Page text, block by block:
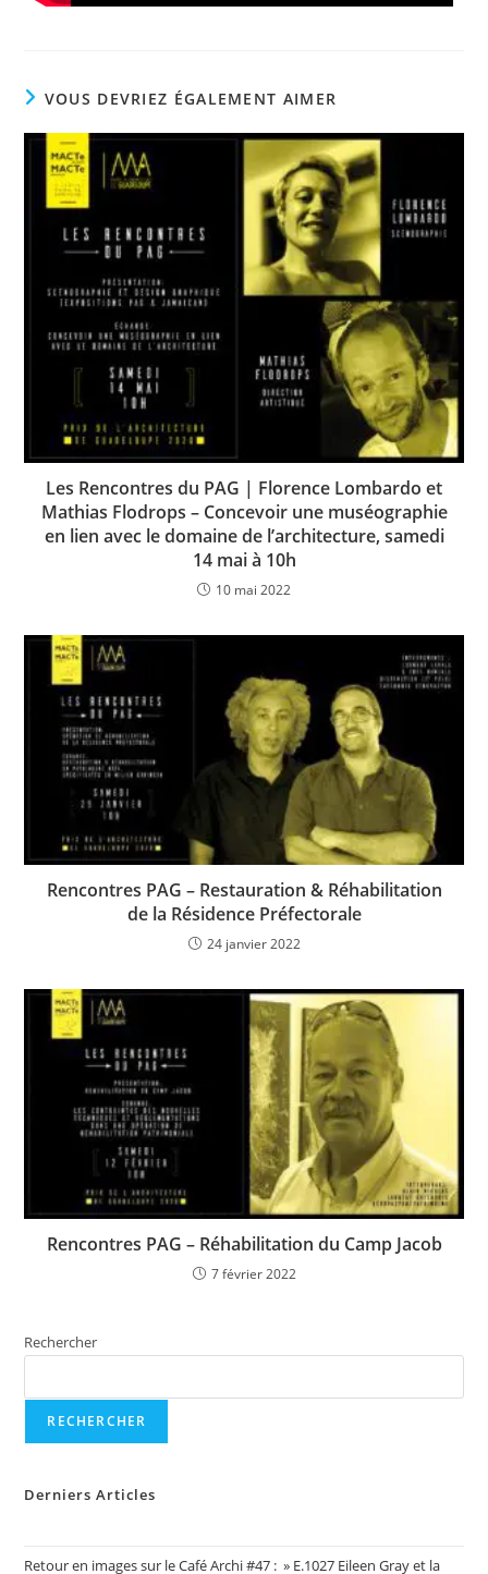
VOUS DEVRIEZ ÉGALEMENT AIMER
Les Rencontres du PAG | Florence Lombardo et
Mathias Flodrops – Concevoir une muséographie
en lien avec le domaine de l’architecture, samedi
14 mai à 10h
10 mai 2022
Rencontres PAG – Restauration & Réhabilitation
de la Résidence Préfectorale
24 janvier 2022
Rencontres PAG – Réhabilitation du Camp Jacob
7 février 2022
Rechercher
RECHERCHER
Derniers Articles
Retour en images sur le Café Archi #47 : » E.1027 Eileen Gray et la